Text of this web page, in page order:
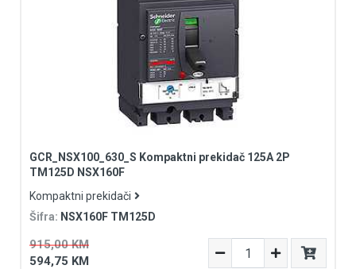
GCR_NSX100_630_S Kompaktni prekidač 125A 2P
TM125D NSX160F
Kompaktni prekidači
Šifra: NSX160F TM125D
915,00 KM
594,75 KM